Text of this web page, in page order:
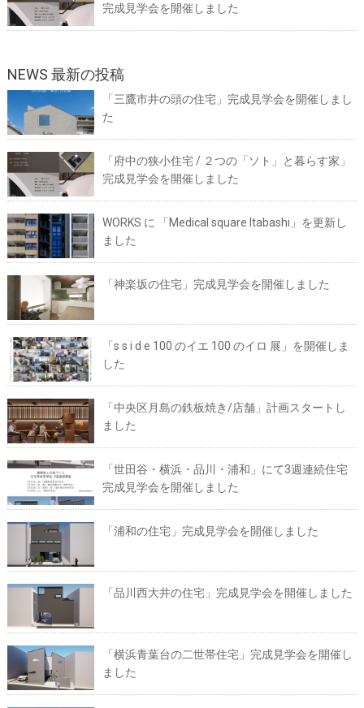
完成見学会を開催しました
NEWS 最新の投稿
「三鷹市井の頭の住宅」完成見学会を開催しまし
た
「府中の狭小住宅 / ２つの「ソト」と暮らす家」
完成見学会を開催しました
WORKS に 「Medical square Itabashi」を更新し
ました
「神楽坂の住宅」完成見学会を開催しました
「s s i d e 100 のイエ 100 のイロ 展」を開催しま
した
「中央区月島の鉄板焼き/店舗」計画スタートし
ました
「世田谷・横浜・品川・浦和」にて3週連続住宅
完成見学会を開催しました
「浦和の住宅」完成見学会を開催しました
「品川西大井の住宅」完成見学会を開催しました
「横浜青葉台の二世帯住宅」完成見学会を開催し
ました